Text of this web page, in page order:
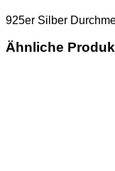
925er Silber
Ähnliche